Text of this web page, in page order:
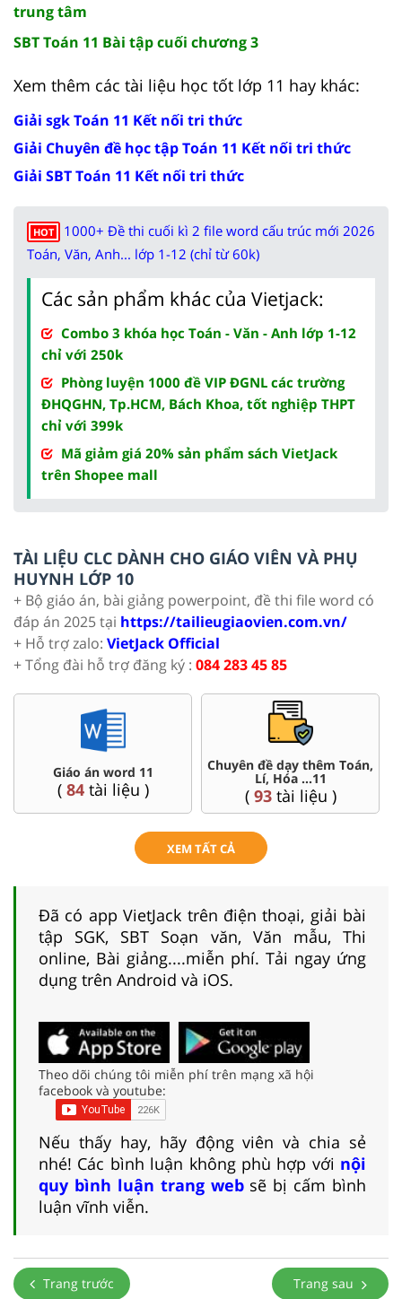
trung tâm
SBT Toán 11 Bài tập cuối chương 3
Xem thêm các tài liệu học tốt lớp 11 hay khác:
Giải sgk Toán 11 Kết nối tri thức
Giải Chuyên đề học tập Toán 11 Kết nối tri thức
Giải SBT Toán 11 Kết nối tri thức
HOT
1000+ Đề thi cuối kì 2 file word cấu trúc mới 2026
Toán, Văn, Anh... lớp 1-12 (chỉ từ 60k)
Các sản phẩm khác của Vietjack:
Combo 3 khóa học Toán - Văn - Anh lớp 1-12
chỉ với 250k
Phòng luyện 1000 đề VIP ĐGNL các trường
ĐHQGHN, Tp.HCM, Bách Khoa, tốt nghiệp THPT
chỉ với 399k
Mã giảm giá 20% sản phẩm sách VietJack
trên Shopee mall
TÀI LIỆU CLC DÀNH CHO GIÁO VIÊN VÀ PHỤ
HUYNH LỚP 10
+ Bộ giáo án, bài giảng powerpoint, đề thi file word có
đáp án 2025 tại https://tailieugiaovien.com.vn/
+ Hỗ trợ zalo: VietJack Official
+ Tổng đài hỗ trợ đăng ký : 084 283 45 85
Đề thi HSG 11
(8tài liệu )
Trắc nghiệm đúng sai 11
(8tài liệu )
XEM TẤT CẢ
Đã có app VietJack trên điện thoại, giải bài
tập SGK, SBT Soạn văn, Văn mẫu, Thi
online, Bài giảng....miễn phí. Tải ngay ứng
dụng trên Android và iOS.
Theo dõi chúng tôi miễn phí trên mạng xã hội
facebook và youtube:
Nếu thấy hay, hãy động viên và chia sẻ
nhé! Các bình luận không phù hợp với nội
quy bình luận trang websẽ bị cấm bình
luận vĩnh viễn.
Trang trước Trang sau